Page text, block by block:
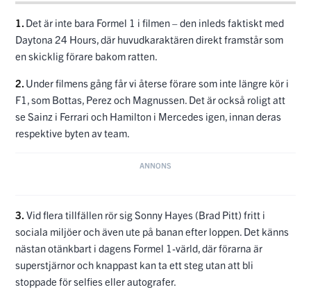
1. Det är inte bara Formel 1 i filmen – den inleds faktiskt med
Daytona 24 Hours, där huvudkaraktären direkt framstår som
en skicklig förare bakom ratten.
2. Under filmens gång får vi återse förare som inte längre kör i
F1, som Bottas, Perez och Magnussen. Det är också roligt att
se Sainz i Ferrari och Hamilton i Mercedes igen, innan deras
respektive byten av team.
3. Vid flera tillfällen rör sig Sonny Hayes (Brad Pitt) fritt i
sociala miljöer och även ute på banan efter loppen. Det känns
nästan otänkbart i dagens Formel 1-värld, där förarna är
superstjärnor och knappast kan ta ett steg utan att bli
stoppade för selfies eller autografer.